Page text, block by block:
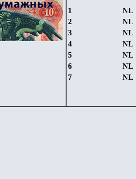
1
NL
2
NL
3
NL
4
NL
5
NL
6
NL
7
NL